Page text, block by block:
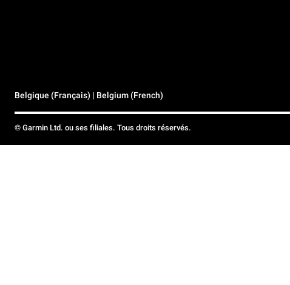
Belgique (Français) | Belgium (French)
© Garmin Ltd. ou ses filiales. Tous droits réservés.